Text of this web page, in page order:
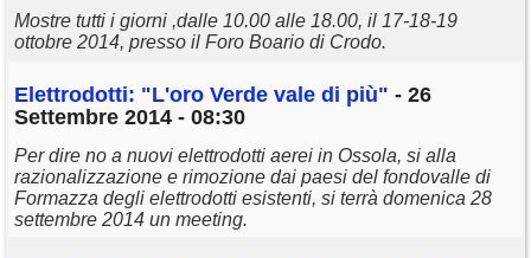
Mostre tutti i giorni ,dalle 10.00 alle 18.00, il 17-18-19
ottobre 2014, presso il Foro Boario di Crodo.
Elettrodotti: "L'oro Verde vale di più" - 26
Settembre 2014 - 08:30
Per dire no a nuovi elettrodotti aerei in Ossola, si alla
razionalizzazione e rimozione dai paesi del fondovalle di
Formazza degli elettrodotti esistenti, si terrà domenica 28
settembre 2014 un meeting.